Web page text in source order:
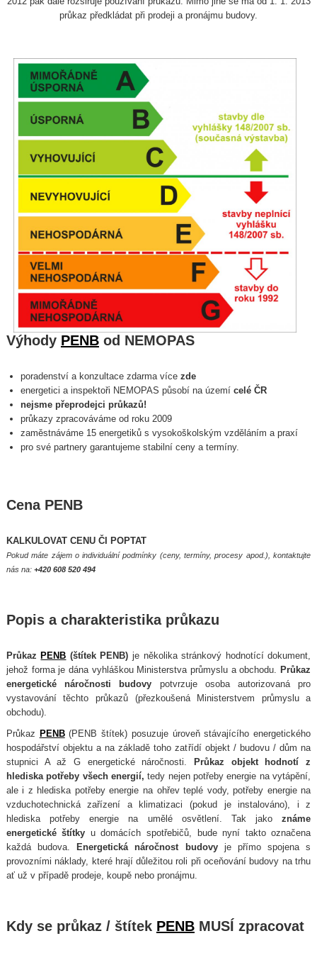
průkaz předkládat při prodeji a pronájmu budovy.
Výhody PENBod NEMOPAS
poradenství a konzultace zdarma více zde
energetici a inspektoři NEMOPAS působí na území celé ČR
nejsme přeprodejci průkazů!
průkazy zpracováváme od roku 2009
zaměstnáváme 15 energetiků s vysokoškolským vzděláním a praxí
pro své partnery garantujeme stabilní ceny a termíny.
Cena PENB
KALKULOVAT CENU ČI POPTAT
Pokud máte zájem o individuální podmínky (ceny, termíny, procesy apod.), kontaktujte
nás na: +420 608 520 494
Popis a charakteristika průkazu
Průkaz PENB (štítek PENB) je několika stránkový hodnotící dokument,
jehož forma je dána vyhláškou Ministerstva průmyslu a obchodu. Průkaz
energetické náročnosti budovy potvrzuje osoba autorizovaná pro
vystavování těchto průkazů (přezkoušená Ministerstvem průmyslu a
obchodu).
Průkaz PENB(PENB štítek) posuzuje úroveň stávajícího energetického
hospodářství objektu a na základě toho zatřídí objekt / budovu / dům na
stupnici A až G energetické náročnosti.
Průkaz objekt hodnotí z
hlediska potřeby všech energií, tedy nejen potřeby energie na vytápění,
ale i z hlediska potřeby energie na ohřev teplé vody, potřeby energie na
vzduchotechnická zařízení a klimatizaci (pokud je instalováno), i z
hlediska potřeby energie na umělé osvětlení. Tak jakoznáme
energetické štítky u domácích spotřebičů, bude nyní takto označena
každá budova.
Energetická náročnost budovyje přímo spojena s
provozními náklady, které hrají důležitou roli při oceňování budovy na trhu
ať už v případě prodeje, koupě nebo pronájmu.
Kdy se průkaz / štítek PENBMUSÍ zpracovat